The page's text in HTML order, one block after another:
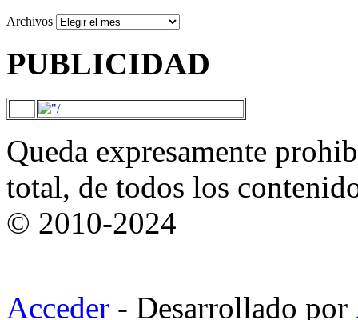
Archivos
PUBLICIDAD
Queda expresamente
total, de todos los
© 2010-2024
Acceder - Desarrollado por